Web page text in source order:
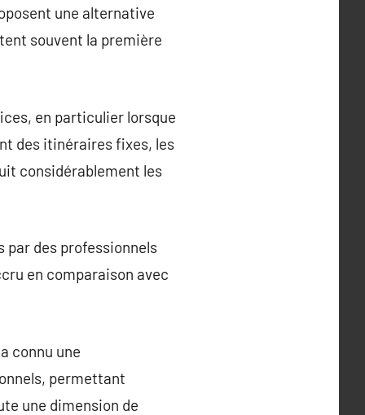
une alternative
souvent la première
en particulier lorsque
des itinéraires fixes, les
considérablement les
par des professionnels
en comparaison avec
connu une
permettant
une dimension de